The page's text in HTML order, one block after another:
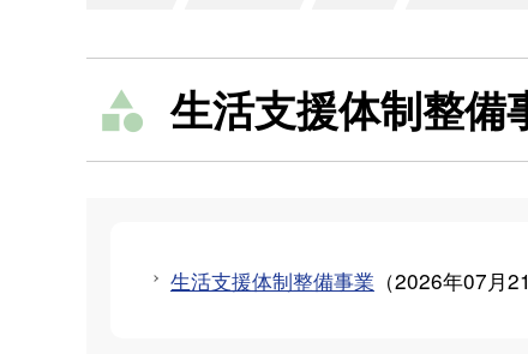
生活支援体制整備
生活支援体制整備事業 （2026年07月